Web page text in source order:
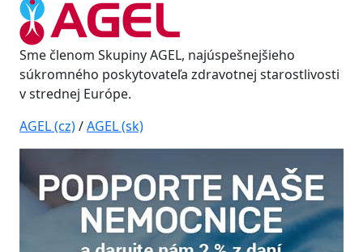
Sme členom Skupiny AGEL, najúspešnejšieho
súkromného poskytovateľa zdravotnej starostlivosti
v strednej Európe.
AGEL (cz)/AGEL (sk)